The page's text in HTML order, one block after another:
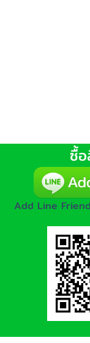
ซื้
Add Line